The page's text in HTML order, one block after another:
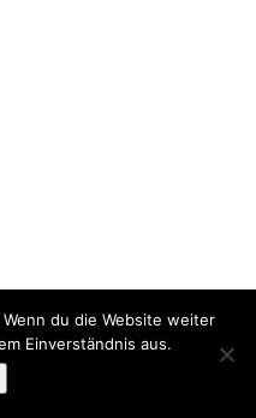
du die Website weiter
Einverständnis aus.